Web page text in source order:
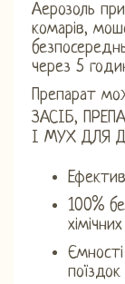
Аерозоль
комарів,
через 5
Препарат
ЗАСІБ,
І МУХ ДЛЯ
100%